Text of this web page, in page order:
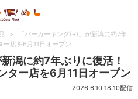
>
「バーガーキング(R)」が新潟に約7年
店を6月11日オープン
潟に約7年ぶりに復活！
ター店を6月11日オープン
2026.6.10 18:10配信